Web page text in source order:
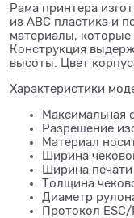
Рама принтера
из АВС пластика и
материалы,
Конструкция
высоты. Цвет
Характеристики
Максимальная
Разрешение
Материал
Ширина
Ширина
Толщина
Диаметр
Протокол ESC/